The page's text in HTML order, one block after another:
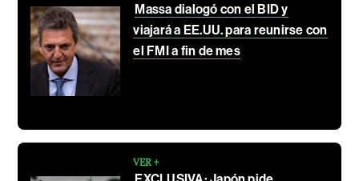
Massa dialogó con el BID y
viajará a EE.UU. para reunirse con
el FMI a fin de mes
VER +